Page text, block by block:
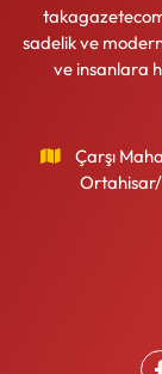
sadelik ve
ve insanlara
Çarşı
Ortahisar/